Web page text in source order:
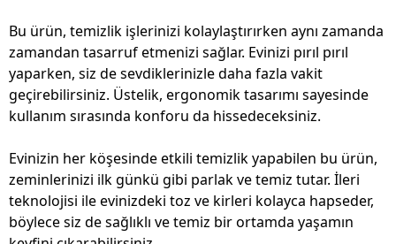
Bu ürün, temizlik işlerinizi kolaylaştırırken aynı zamanda
zamandan tasarruf etmenizi sağlar. Evinizi pırıl pırıl
yaparken, siz de sevdiklerinizle daha fazla vakit
geçirebilirsiniz. Üstelik, ergonomik tasarımı sayesinde
kullanım sırasında konforu da hissedeceksiniz.
Evinizin her köşesinde etkili temizlik yapabilen bu ürün,
zeminlerinizi ilk günkü gibi parlak ve temiz tutar. İleri
teknolojisi ile evinizdeki toz ve kirleri kolayca hapseder,
böylece siz de sağlıklı ve temiz bir ortamda yaşamın